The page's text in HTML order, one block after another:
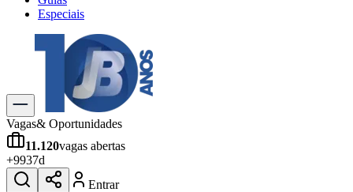
Especiais
Explore Tudo
Últimas Notícias
Previsão do Tempo
Trânsito e Rotas
Dia a Dia & Lazer
Gastronomia
Cinema & Shows
Jogos
Novo
Vagas& Oportunidades
11.120vagas abertas
+9937d
Entrar